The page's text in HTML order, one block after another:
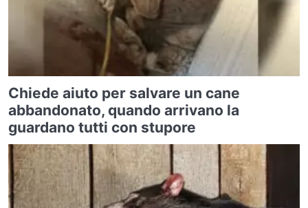
Chiede aiuto per salvare un cane
abbandonato, quando arrivano la
guardano tutti con stupore